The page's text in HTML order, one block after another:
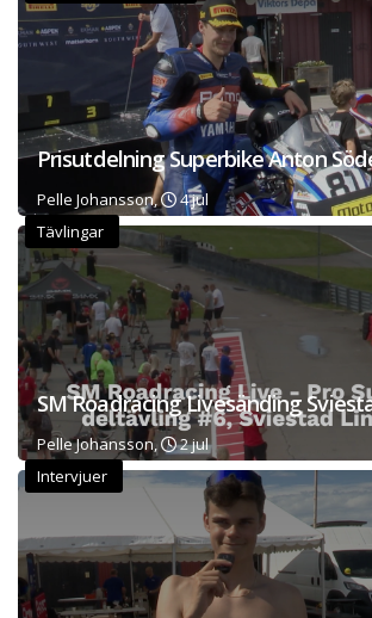
Prisutdelning Superbike Anton
Pelle Johansson,
4 jul
Tävlingar
SM Roadracing Livesänding
Pelle Johansson,
2 jul
Intervjuer